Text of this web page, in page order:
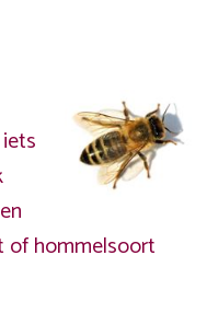
of hommelsoort